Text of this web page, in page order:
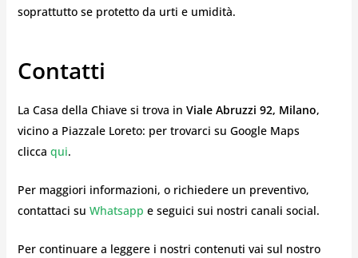
soprattutto se protetto da urti e umidità.
Contatti
La Casa della Chiave si trova in Viale Abruzzi 92, Milano,
vicino a Piazzale Loreto: per trovarci su Google Maps
clicca qui.
Per maggiori informazioni, o richiedere un preventivo,
contattaci su Whatsapp e seguici sui nostri canali social.
Per continuare a leggere i nostri contenuti vai sul nostro